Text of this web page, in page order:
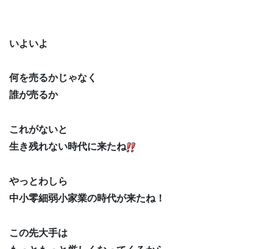
いよいよ
何を売るかじゃなく
誰が売るか
これがないと
生き残れない時代に来たね
やっとわしら
中小零細弱小家業の時代が来たね！
この先大手は